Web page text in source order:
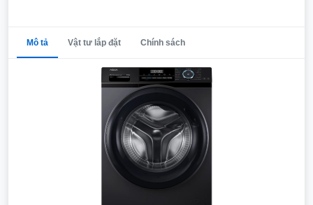
Mô tả Vật tư lắp đặt Chính sách